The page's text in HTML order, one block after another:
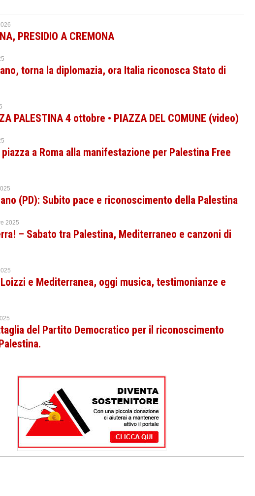
PRESIDIO A CREMONA
torna la diplomazia, ora Italia riconosca Stato di
PALESTINA 4 ottobre • PIAZZA DEL COMUNE (video)
a Roma alla manifestazione per Palestina Free
(PD): Subito pace e riconoscimento della Palestina
2025
– Sabato tra Palestina, Mediterraneo e canzoni di
e Mediterranea, oggi musica, testimonianze e
del Partito Democratico per il riconoscimento